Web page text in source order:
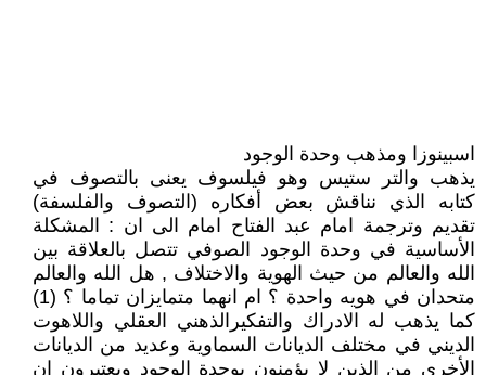
اسبينوزا ومذهب وحدة الوجود
يذهب والتر ستيس وهو فيلسوف يعنى بالتصوف في
كتابه الذي نناقش بعض أفكاره (التصوف والفلسفة)
تقديم وترجمة امام عبد الفتاح امام الى ان : المشكلة
الأساسية في وحدة الوجود الصوفي تتصل بالعلاقة بين
الله والعالم من حيث الهوية والاختلاف , هل الله والعالم
متحدان في هويه واحدة ؟ ام انهما متمايزان تماما ؟ (1)
كما يذهب له الادراك والتفكيرالذهني العقلي واللاهوت
الديني في مختلف الديانات السماوية وعديد من الديانات
الأخرى من الذين لا يؤمنون بوحدة الوجود ويعتبرون ان